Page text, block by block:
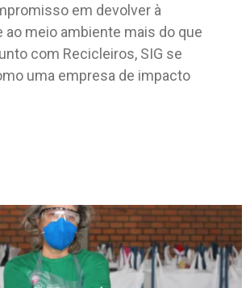
em devolver à
ao meio ambiente mais do que
com Recicleiros, SIG se
uma empresa de impacto